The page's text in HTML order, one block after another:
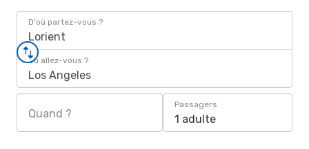
D'où partez-vous ?
Lorient
Où allez-vous ?
Los Angeles
Quand ?
Passagers
1 adulte